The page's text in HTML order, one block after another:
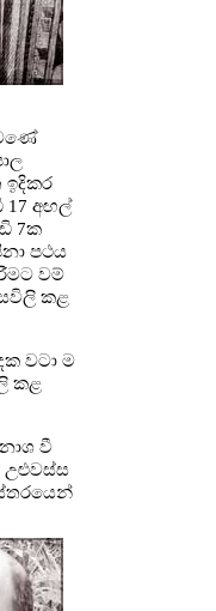
ඉදිකර
17 අඟල්
7ක
පථය
වම්
කළ
වටා ම
කළ
වී
උළුවස්ස